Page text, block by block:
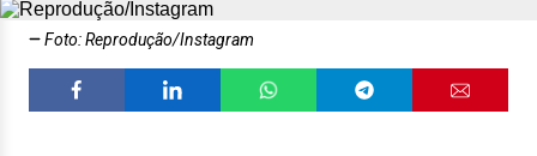
Foto: Reprodução/Instagram